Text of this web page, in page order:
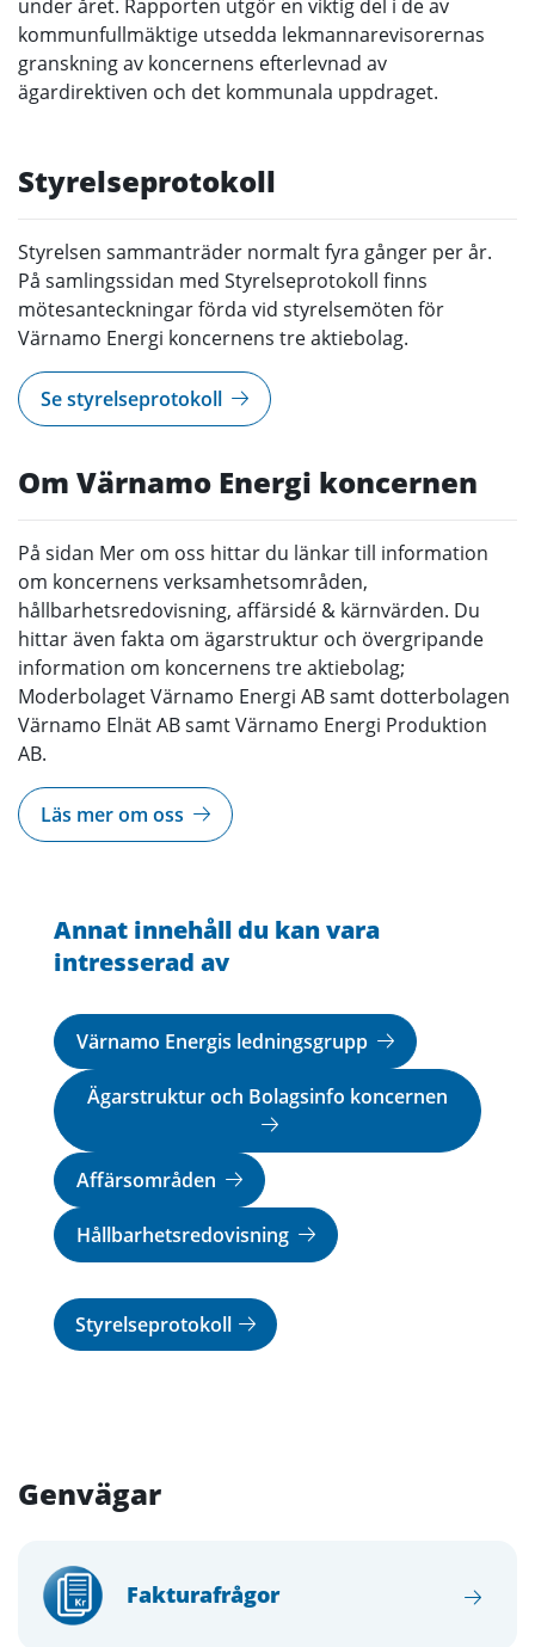
under året. Rapporten utgör en viktig del i de av
kommunfullmäktige utsedda lekmannarevisorernas
granskning av koncernens efterlevnad av
ägardirektiven och det kommunala uppdraget.
Styrelseprotokoll
Styrelsen sammanträder normalt fyra gånger per år.
På samlingssidan med Styrelseprotokoll finns
mötesanteckningar förda vid styrelsemöten för
Värnamo Energi koncernens tre aktiebolag.
Se styrelseprotokoll
Om Värnamo Energi koncernen
På sidan Mer om oss hittar du länkar till information
om koncernens verksamhetsområden,
hållbarhetsredovisning, affärsidé & kärnvärden. Du
hittar även fakta om ägarstruktur och övergripande
information om koncernens tre aktiebolag;
Moderbolaget Värnamo Energi AB samt dotterbolagen
Värnamo Elnät AB samt Värnamo Energi Produktion
AB.
Läs mer om oss
Annat innehåll du kan vara
intresserad av
Värnamo Energis ledningsgrupp
Ägarstruktur och Bolagsinfo koncernen
Affärsområden
Hållbarhetsredovisning
Styrelseprotokoll
Genvägar
Fakturafrågor